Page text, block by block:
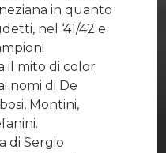
in quanto
nel ‘41/42 e
il mito di color
nomi di De
Montini,
di Sergio